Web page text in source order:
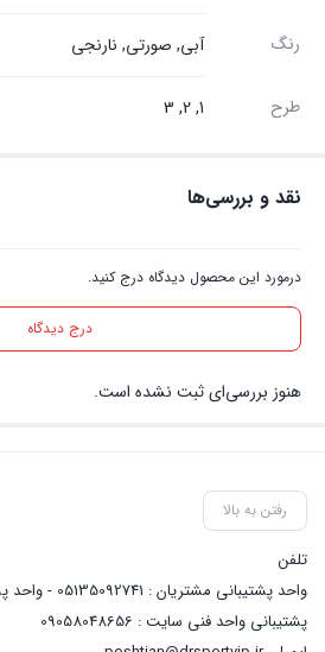
رنگ آبی, صورتی, نارنجی
طرح 1, 2, 3
نقد و بررسی‌ها
درمورد این محصول دیدگاه درج کنید.
درج دیدگاه
هنوز بررسی‌ای ثبت نشده است.
رفتن به بالا
تلفن
پشتیبانی واحد فنی سایت : 09058048656